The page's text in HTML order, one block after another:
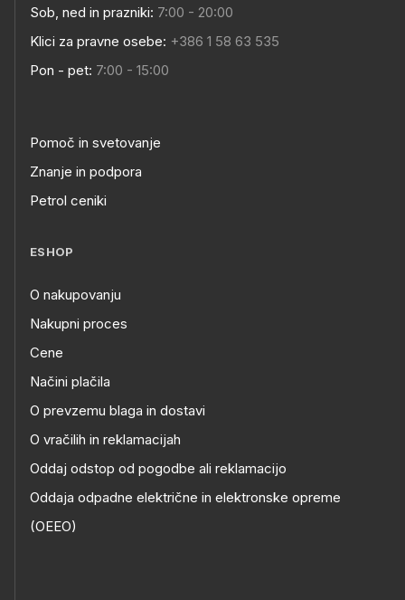
Sob, ned in prazniki: 7:00 - 20:00
Klici za pravne osebe: +386 1 58 63 535
Pon - pet: 7:00 - 15:00
Pomoč in svetovanje
Znanje in podpora
Petrol ceniki
ESHOP
O nakupovanju
Nakupni proces
Cene
Načini plačila
O prevzemu blaga in dostavi
O vračilih in reklamacijah
Oddaj odstop od pogodbe ali reklamacijo
Oddaja odpadne električne in elektronske opreme
(OEEO)